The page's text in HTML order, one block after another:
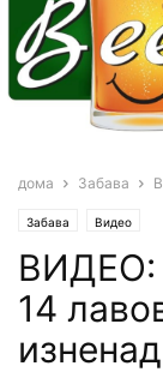
дома Забава
Забава Видео
ВИДЕО:
14